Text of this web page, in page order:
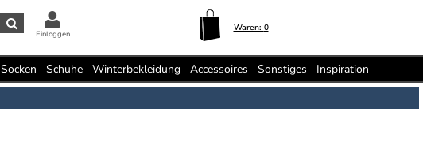
Waren: 0
Einloggen
Socken Schuhe Winterbekleidung Accessoires Sonstiges Inspiration